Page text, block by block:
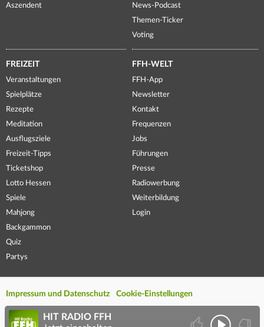
Aszendent
News-Podcast
Themen-Ticker
Voting
FREIZEIT
Veranstaltungen
Spielplätze
Rezepte
Meditation
Ausflugsziele
Freizeit-Tipps
Ticketshop
Lotto Hessen
Spiele
Mahjong
Backgammon
Quiz
Partys
FFH-WELT
FFH-App
Newsletter
Kontakt
Frequenzen
Jobs
Führungen
Presse
Radiowerbung
Weiterbildung
Login
Impressum und Datenschutz Cookie-Einstellungen
HIT RADIO FFH